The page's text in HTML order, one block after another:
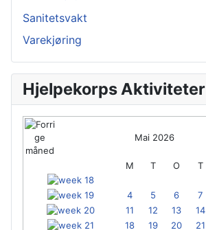
Sanitetsvakt
Varekjøring
Hjelpekorps Aktiviteter
Mai 2026
M T O T
4
5 6 7
11
12 13 14
18
19 20 21